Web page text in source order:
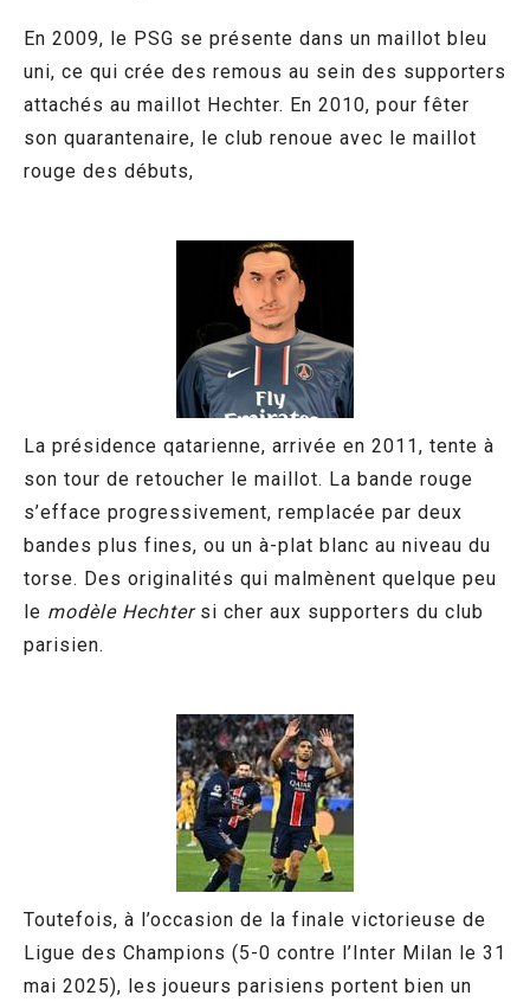
En 2009, le PSG se présente dans un maillot bleu
uni, ce qui crée des remous au sein des supporters
attachés au maillot Hechter. En 2010, pour fêter
son quarantenaire, le club renoue avec le maillot
rouge des débuts,
La présidence qatarienne, arrivée en 2011, tente à
son tour de retoucher le maillot. La bande rouge
s’efface progressivement, remplacée par deux
bandes plus fines, ou un à-plat blanc au niveau du
torse. Des originalités qui malmènent quelque peu
le modèle Hechtersi cher aux supporters du club
parisien.
Toutefois, à l’occasion de la finale victorieuse de
Ligue des Champions (5-0 contre l’Inter Milan le 31
mai 2025), les joueurs parisiens portent bien un